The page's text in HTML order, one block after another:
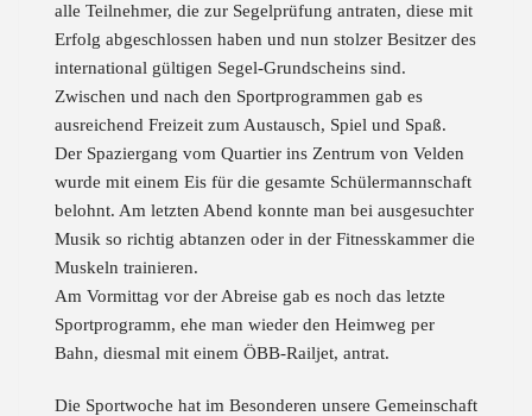
alle Teilnehmer, die zur Segelprüfung antraten, diese mit
Erfolg abgeschlossen haben und nun stolzer Besitzer des
international gültigen Segel-Grundscheins sind.
Zwischen und nach den Sportprogrammen gab es
ausreichend Freizeit zum Austausch, Spiel und Spaß.
Der Spaziergang vom Quartier ins Zentrum von Velden
wurde mit einem Eis für die gesamte Schülermannschaft
belohnt. Am letzten Abend konnte man bei ausgesuchter
Musik so richtig abtanzen oder in der Fitnesskammer die
Muskeln trainieren.
Am Vormittag vor der Abreise gab es noch das letzte
Sportprogramm, ehe man wieder den Heimweg per
Bahn, diesmal mit einem ÖBB-Railjet, antrat.
Die Sportwoche hat im Besonderen unsere Gemeinschaft